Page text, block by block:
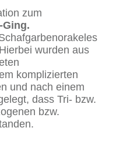
zum
Ging.
wurden aus
komplizierten
und nach einem
dass Tri- bzw.
bzw.